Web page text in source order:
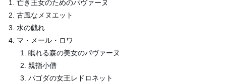
亡き王女のためのパヴァーヌ
古風なメヌエット
水の戯れ
マ・メール・ロワ
眠れる森の美女のパヴァーヌ
親指小僧
パゴダの女王レドロネット